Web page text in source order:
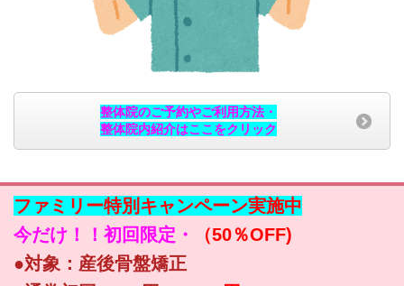
整体院のご予約やご利用方法・
整体院内紹介はここをクリック
ファミリー特別キャンペーン実施中
今だけ！！初回限定・
（50％OFF)
●対象：産後骨盤矯正